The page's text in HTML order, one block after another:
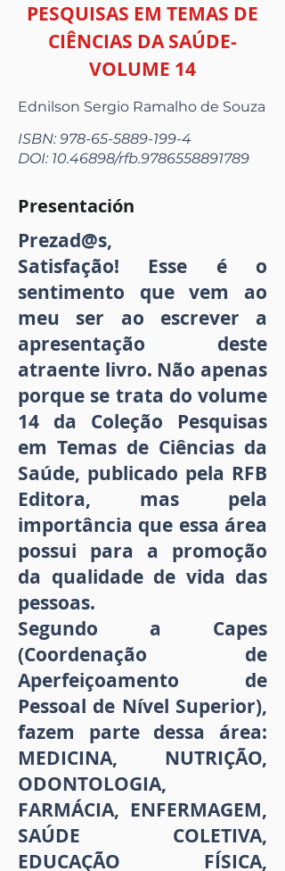
PESQUISAS EM TEMAS DE
CIÊNCIAS DA SAÚDE-
VOLUME 14
Ednilson Sergio Ramalho de Souza
ISBN:978-65-5889-199-4
DOI: 10.46898/rfb.9786558891789
Presentación
Prezad@s,
Satisfação! Esse é o
sentimento que vem ao
meu ser ao escrever a
apresentação deste
atraente livro. Não apenas
porque se trata do volume
14 da Coleção Pesquisas
em Temas de Ciências da
Saúde, publicado pela RFB
Editora, mas pela
importância que essa área
possui para a promoção
da qualidade de vida das
pessoas.
Segundo a Capes
(Coordenação de
Aperfeiçoamento de
Pessoal de Nível Superior),
fazem parte dessa área:
MEDICINA, NUTRIÇÃO,
ODONTOLOGIA,
FARMÁCIA, ENFERMAGEM,
SAÚDE COLETIVA,
EDUCAÇÃO FÍSICA,